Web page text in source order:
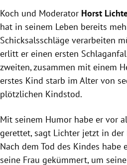
Untermenü
Koch und Moderator Horst
hat in seinem Leben bereits
Schicksalsschläge verarbeiten
erlitt er einen ersten
zweiten, zusammen mit einem
erstes Kind starb im Alter von
plötzlichen Kindstod.
Mit seinem Humor habe er vor
gerettet, sagt Lichter jetzt in der
Nach dem Tod des Kindes habe
seine Frau gekümmert, um